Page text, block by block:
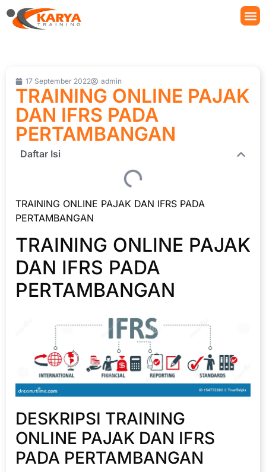
17 September 2022 admin
TRAINING ONLINE PAJAK
DAN IFRS PADA
PERTAMBANGAN
Daftar Isi
TRAINING ONLINE PAJAK DAN IFRS PADA
PERTAMBANGAN
TRAINING ONLINE PAJAK
DAN IFRS PADA
PERTAMBANGAN
DESKRIPSI TRAINING
ONLINE PAJAK DAN IFRS
PADA PERTAMBANGAN